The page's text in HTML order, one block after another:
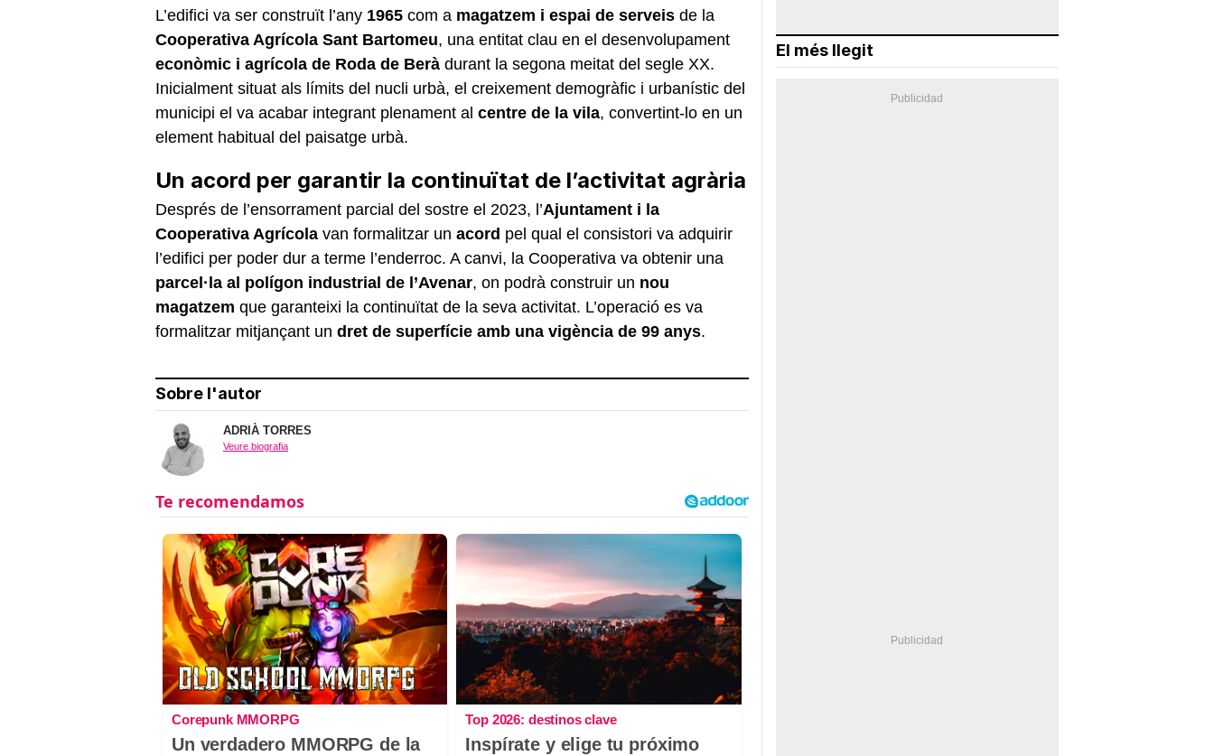
L’edifici va ser construït l’any 1965 com a magatzem i espai de serveis de la
Cooperativa Agrícola Sant Bartomeu, una entitat clau en el desenvolupament
econòmic i agrícola de Roda de Berà durant la segona meitat del segle XX.
Inicialment situat als límits del nucli urbà, el creixement demogràfic i urbanístic del
municipi el va acabar integrant plenament al centre de la vila, convertint-lo en un
element habitual del paisatge urbà.
Un acord per garantir la continuïtat de l’activitat agrària
Després de l’ensorrament parcial del sostre el 2023, l’Ajuntament i la
Cooperativa Agrícola van formalitzar un acord pel qual el consistori va adquirir
l’edifici per poder dur a terme l’enderroc. A canvi, la Cooperativa va obtenir una
parcel·la al polígon industrial de l’Avenar, on podrà construir un nou
magatzem que garanteixi la continuïtat de la seva activitat. L’operació es va
formalitzar mitjançant un dret de superfície amb una vigència de 99 anys.
Sobre l'autor
ADRIÀ TORRES
Veure biografia
Corepunk MMORPG
Un verdadero MMORPG de la
Top 2026: destinos clave
Inspírate y elige tu próximo
El més llegit